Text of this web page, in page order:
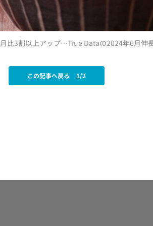
比3割以上アップ…True Dataの2024年6月伸
この記事へ戻る 1/2